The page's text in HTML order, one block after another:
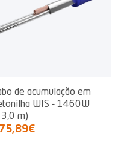
de acumulação em
WIS - 1460W
m)